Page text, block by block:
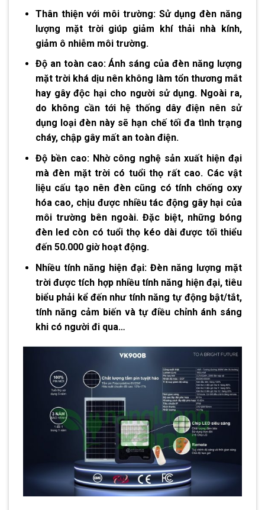
Thân thiện với môi trường:Sử dụng đèn năng
lượng mặt trời giúp giảm khí thải nhà kính,
giảm ô nhiễm môi trường.
Độ an toàn cao:Ánh sáng của đèn năng lượng
mặt trời khá dịu nên không làm tổn thương mắt
hay gây độc hại cho người sử dụng. Ngoài ra,
do không cần tới hệ thống dây điện nên sử
dụng loại đèn này sẽ hạn chế tối đa tình trạng
cháy, chập gây mất an toàn điện.
Độ bền cao:Nhờ công nghệ sản xuất hiện đại
mà đèn mặt trời có tuổi thọ rất cao. Các vật
liệu cấu tạo nên đèn cũng có tính chống oxy
hóa cao, chịu được nhiều tác động gây hại của
môi trường bên ngoài. Đặc biệt, những bóng
đèn led còn có tuổi thọ kéo dài được tối thiểu
đến 50.000 giờ hoạt động.
Nhiều tính năng hiện đại:Đèn năng lượng mặt
trời được tích hợp nhiều tính năng hiện đại, tiêu
biểu phải kể đến như tính năng tự động bật/tắt,
tính năng cảm biến và tự điều chỉnh ánh sáng
khi có người đi qua…